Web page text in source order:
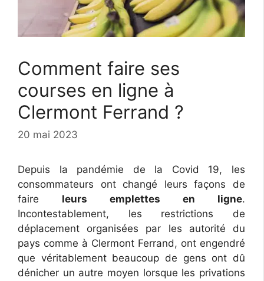
Comment faire ses
courses en ligne à
Clermont Ferrand ?
20 mai 2023
Depuis la pandémie de la Covid 19, les
consommateurs ont changé leurs façons de
faire leurs emplettes en ligne.
Incontestablement, les restrictions de
déplacement organisées par les autorité du
pays comme à Clermont Ferrand, ont engendré
que véritablement beaucoup de gens ont dû
dénicher un autre moyen lorsque les privations